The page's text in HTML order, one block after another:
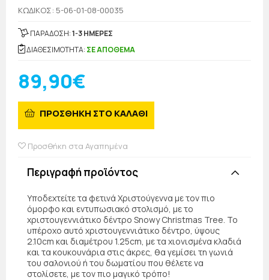
KΩΔΙΚΟΣ: 5-06-01-08-00035
ΠΑΡΑΔΟΣΗ:1-3 ΗΜΕΡΕΣ
ΔΙΑΘΕΣΙΜΟΤΗΤΑ: ΣΕ ΑΠΟΘΕΜΑ
89,90€
ΠΡΟΣΘΗΚΗ ΣΤΟ ΚΑΛΑΘΙ
Προσθήκη στα Αγαπημένα
Περιγραφή προϊόντος
Υποδεχτείτε τα φετινά Χριστούγεννα με τον πιο
όμορφο και εντυπωσιακό στολισμό, με το
χριστουγεννιάτικο δέντρο Snowy Christmas Tree. Το
υπέροχο αυτό χριστουγεννιάτικο δέντρο, ύψους
2.10cm και διαμέτρου 1.25cm, με τα χιονισμένα κλαδιά
και τα κουκουνάρια στις άκρες, θα γεμίσει τη γωνιά
του σαλονιού ή του δωματίου που θέλετε να
στολίσετε, με τον πιο μαγικό τρόπο!